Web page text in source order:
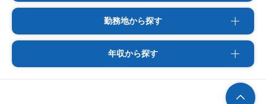
勤務地から探す
年収から探す